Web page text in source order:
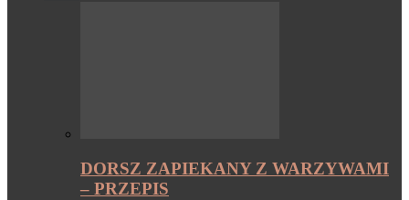
DORSZ ZAPIEKANY Z WARZYWAMI
– PRZEPIS